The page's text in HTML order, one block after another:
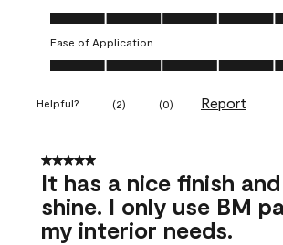
Value of Product, 5.0 out of 5
Ease of Application
Ease of Application, 5.0 out of 5
Helpful? (2) (0) Report
5 out of 5 stars.
It has a nice finish
shine. I only use BM
my interior needs.